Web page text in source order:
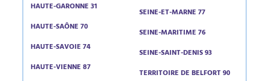
HAUTE-GARONNE 31
HAUTE-SAÔNE 70
HAUTE-SAVOIE 74
HAUTE-VIENNE 87
SEINE-ET-MARNE 77
SEINE-MARITIME 76
SEINE-SAINT-DENIS 93
TERRITOIRE DE BELFORT 90